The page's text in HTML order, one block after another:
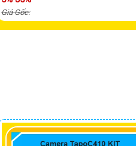
Giá Gốc: